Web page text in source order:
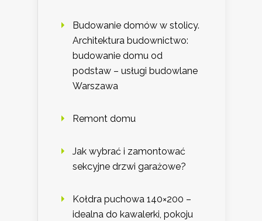
Budowanie domów w stolicy.
Architektura budownictwo:
budowanie domu od
podstaw – usługi budowlane
Warszawa
Remont domu
Jak wybrać i zamontować
sekcyjne drzwi garażowe?
Kołdra puchowa 140×200 –
idealna do kawalerki, pokoju